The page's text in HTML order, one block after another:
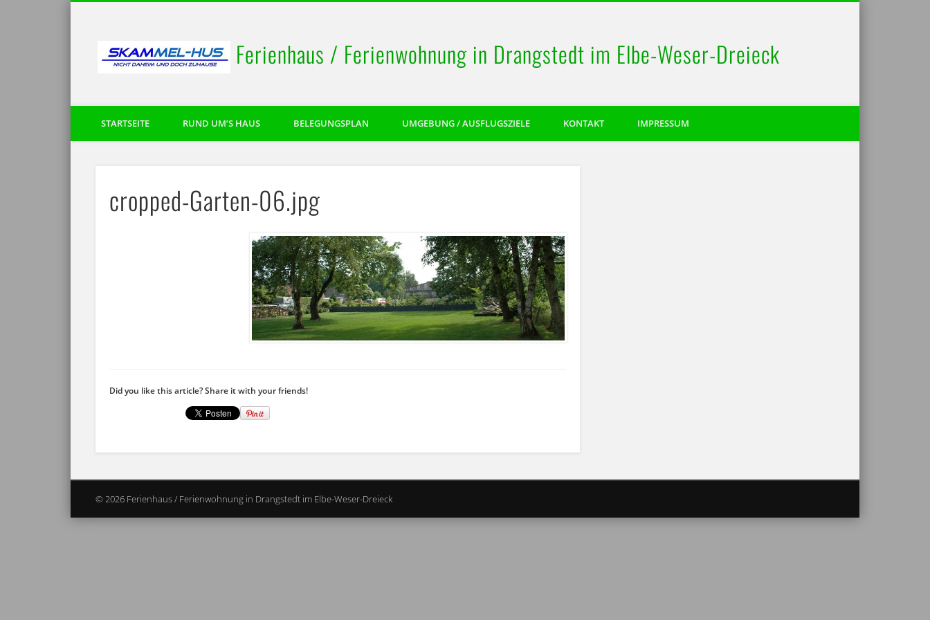
Ferienhaus / Ferienwohnung in Drangstedt im Elbe-Weser-Dreieck
STARTSEITE RUND UM’S HAUS BELEGUNGSPLAN UMGEBUNG / AUSFLUGSZIELE KONTAKT IMPRESSUM
cropped-Garten-06.jpg
Did you like this article? Share it with your friends!
© 2026 Ferienhaus / Ferienwohnung in Drangstedt im Elbe-Weser-Dreieck